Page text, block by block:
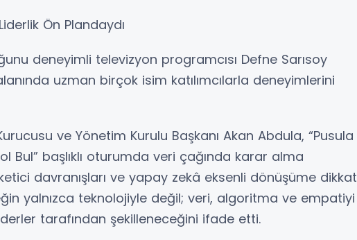
Ön Plandaydı
deneyimli televizyon programcısı Defne Sarısoy
uzman birçok isim katılımcılarla deneyimlerini
ve Yönetim Kurulu Başkanı Akan Abdula, “Pusula
Bul” başlıklı oturumda veri çağında karar alma
davranışları ve yapay zekâ eksenli dönüşüme dikkat
yalnızca teknolojiyle değil; veri, algoritma ve empatiyi
tarafından şekilleneceğini ifade etti.